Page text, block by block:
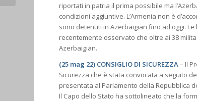
riportati in patria il prima possibile ma
condizioni aggiuntive. L’Armenia non è
sono detenuti in Azerbaigian fino ad oggi.
recentemente osservato che oltre ai 38
Azerbaigian.
(25 mag 22) CONSIGLIO DI SICUREZZA– Il
Sicurezza che è stata convocata a seguito
presentata al Parlamento della Repubblica
Il Capo dello Stato ha sottolineato che la